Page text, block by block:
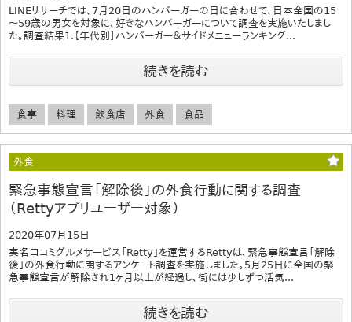
LINEリサーチでは、7月20日のハンバーガーの日に合わせて、日本全国の15
～59歳の男女を対象に、好きなハンバーガーについて調査を実施いたしまし
た。調査結果1.【年代別】ハンバーガー＆サイドメニューランキング...
続きを読む
食事 料理 飲食店 外食 食品
外食
緊急事態宣言「解除後」の外食行動に関する調査
（Rettyアプリユーザー対象）
2020年07月15日
実名口コミグルメサービス「Retty」を運営するRettyは、緊急事態宣言「解除
後」の外食行動に関するアンケート調査を実施しました。5月25日に全国の緊
急事態宣言が解除され1ヶ月以上が経過し、街には少しずつ活気...
続きを読む